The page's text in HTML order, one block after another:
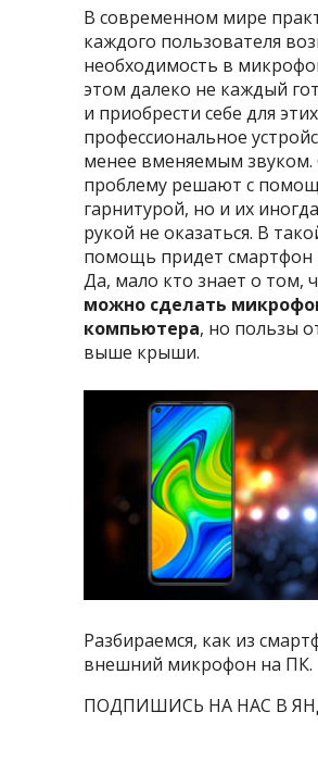
В современном мире
каждого пользователя
необходимость в
этом далеко не каждый
и приобрести себе для
профессиональное
менее вменяемым
проблему решают с
гарнитурой, но и их
рукой не оказаться. В
помощь придет смартфон
Да, мало кто знает о том,
можно сделать
компьютера, но пользы
выше крыши.
Разбираемся, как из
внешний микрофон на ПК.
ПОДПИШИСЬ НА НАС В